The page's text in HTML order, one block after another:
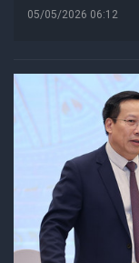
05/05/2026 06:12